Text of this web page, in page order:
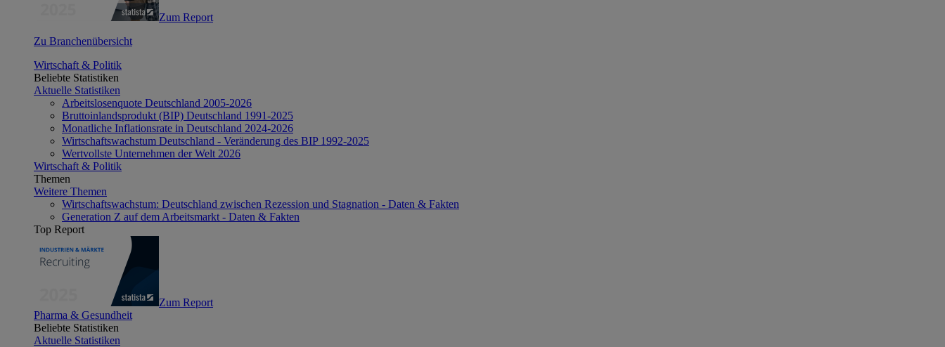
Zum Report
Zu Branchenübersicht
Wirtschaft & Politik
Beliebte Statistiken
Aktuelle Statistiken
Arbeitslosenquote Deutschland 2005-2026
Bruttoinlandsprodukt (BIP) Deutschland 1991-2025
Monatliche Inflationsrate in Deutschland 2024-2026
Wirtschaftswachstum Deutschland - Veränderung des BIP 1992-2025
Wertvollste Unternehmen der Welt 2026
Wirtschaft & Politik
Themen
Weitere Themen
Wirtschaftswachstum: Deutschland zwischen Rezession und Stagnation - Daten & Fakten
Generation Z auf dem Arbeitsmarkt - Daten & Fakten
Top Report
Zum Report
Pharma & Gesundheit
Beliebte Statistiken
Aktuelle Statistiken